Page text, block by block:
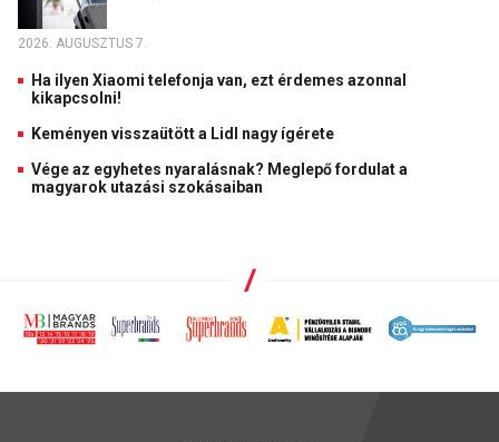
2026. AUGUSZTUS 7.
Ha ilyen Xiaomi telefonja van, ezt érdemes azonnal
kikapcsolni!
Keményen visszaütött a Lidl nagy ígérete
Vége az egyhetes nyaralásnak? Meglepő fordulat a
magyarok utazási szokásaiban